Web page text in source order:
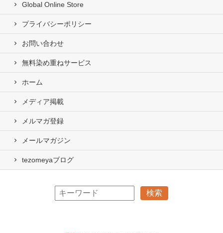
Global Online Store
プライバシーポリシー
お問い合わせ
無料染め重ねサービス
ホーム
メディア掲載
メルマガ登録
メールマガジン
tezomeyaブログ